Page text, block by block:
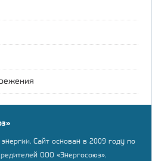
Сайт основан в 2009 году по
ООО «Энергосоюз».